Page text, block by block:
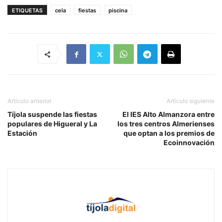
ETIQUETAS cela fiestas piscina
Artículo anterior
Tíjola suspende las fiestas
populares de Higueral y La
Estación
Artículo siguiente
El IES Alto Almanzora entre
los tres centros Almerienses
que optan a los premios de
Ecoinnovación